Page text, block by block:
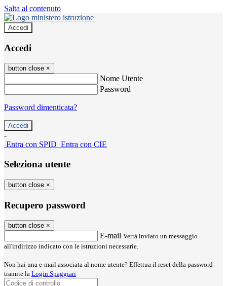
Salta al contenuto
Accedi
Accedi
button close ×
Nome Utente
Password
Password dimenticata?
-
Entra con SPID Entra con CIE
Seleziona utente
button close ×
Recupero password
button close ×
E-mail Verrà inviato un messaggio
all'indirizzo indicato con le istruzioni necessarie.
Non hai una e-mail associata al nome utente? Effettua il reset della password
tramite la Login Spaggiari